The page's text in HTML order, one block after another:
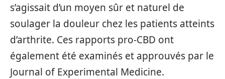
s’agissait d’un moyen sûr et naturel de
soulager la douleur chez les patients atteints
d’arthrite. Ces rapports pro-CBD ont
également été examinés et approuvés par le
Journal of Experimental Medicine.